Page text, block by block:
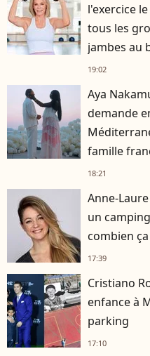
l'exercice
tous les
jambes au
19:02
Aya
demande
famille
18:21
Anne-
un
combien
17:39
Cristiano
enfance à
parking
17:10